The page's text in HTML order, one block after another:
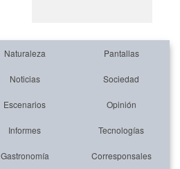
Naturaleza Pantallas
Noticias Sociedad
Escenarios Opinión
Informes Tecnologías
Gastronomía Corresponsales